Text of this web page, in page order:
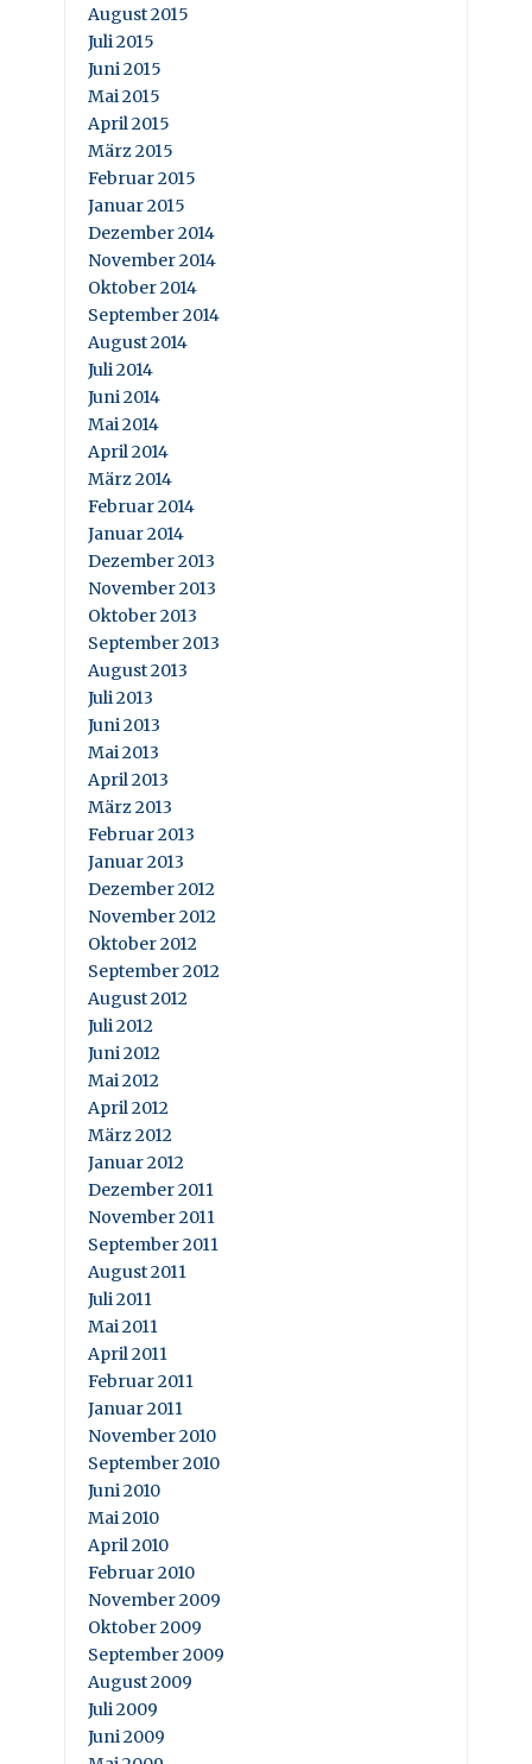
August 2015
Juli 2015
Juni 2015
Mai 2015
April 2015
März 2015
Februar 2015
Januar 2015
Dezember 2014
November 2014
Oktober 2014
September 2014
August 2014
Juli 2014
Juni 2014
Mai 2014
April 2014
März 2014
Februar 2014
Januar 2014
Dezember 2013
November 2013
Oktober 2013
September 2013
August 2013
Juli 2013
Juni 2013
Mai 2013
April 2013
März 2013
Februar 2013
Januar 2013
Dezember 2012
November 2012
Oktober 2012
September 2012
August 2012
Juli 2012
Juni 2012
Mai 2012
April 2012
März 2012
Januar 2012
Dezember 2011
November 2011
September 2011
August 2011
Juli 2011
Mai 2011
April 2011
Februar 2011
Januar 2011
November 2010
September 2010
Juni 2010
Mai 2010
April 2010
Februar 2010
November 2009
Oktober 2009
September 2009
August 2009
Juli 2009
Juni 2009